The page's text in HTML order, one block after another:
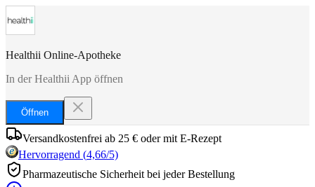
Healthii Online-Apotheke
In der Healthii App öffnen
Öffnen
Versandkostenfrei ab 25 € oder mit E-Rezept
Hervorragend (4,66/5)
Pharmazeutische Sicherheit bei jeder Bestellung